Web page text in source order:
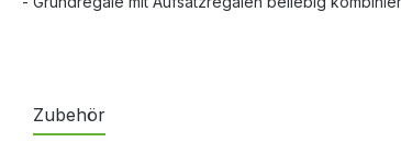
Zubehör